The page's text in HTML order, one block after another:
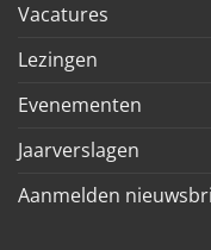
Vacatures
Lezingen
Evenementen
Jaarverslagen
Aanmelden